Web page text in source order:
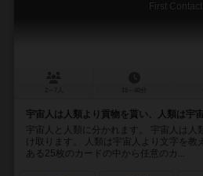
First Contact
宇宙人は人類より貢物を貰い、人類は宇
宇宙人と人類に分かれます。 宇宙人は
け取ります。 人類は宇宙人より文字を教
ある25枚のカードの中から任意のカ...